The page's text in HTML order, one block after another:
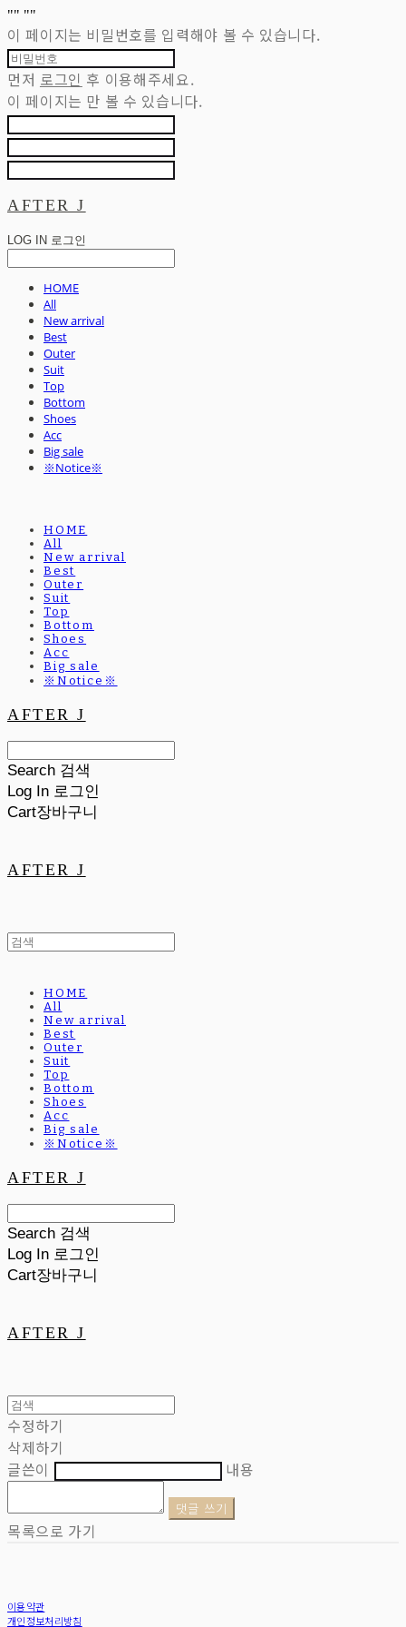
"" ""
이 페이지는 비밀번호를 입력해야 볼 수 있습니다.
먼저 로그인 후 이용해주세요.
이 페이지는 만 볼 수 있습니다.
AFTER J
LOG IN 로그인
HOME
All
New arrival
Best
Outer
Suit
Top
Bottom
Shoes
Acc
Big sale
※Notice※
HOME
All
New arrival
Best
Outer
Suit
Top
Bottom
Shoes
Acc
Big sale
※Notice※
AFTER J
Search 검색
Log In 로그인
Cart장바구니
AFTER J
HOME
All
New arrival
Best
Outer
Suit
Top
Bottom
Shoes
Acc
Big sale
※Notice※
AFTER J
Search 검색
Log In 로그인
Cart장바구니
AFTER J
수정하기
삭제하기
글쓴이
내용
댓글 쓰기
목록으로 가기
이용약관
개인정보처리방침